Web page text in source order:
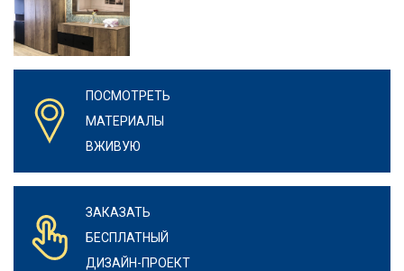
ПОСМОТРЕТЬ
МАТЕРИАЛЫ
ВЖИВУЮ
ЗАКАЗАТЬ
БЕСПЛАТНЫЙ
ДИЗАЙН-ПРОЕКТ